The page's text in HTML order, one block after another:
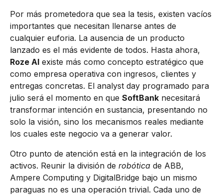
Por más prometedora que sea la tesis, existen vacíos
importantes que necesitan llenarse antes de
cualquier euforia. La ausencia de un producto
lanzado es el más evidente de todos. Hasta ahora,
Roze AI existe más como concepto estratégico que
como empresa operativa con ingresos, clientes y
entregas concretas. El analyst day programado para
julio será el momento en que SoftBank necesitará
transformar intención en sustancia, presentando no
solo la visión, sino los mecanismos reales mediante
los cuales este negocio va a generar valor.
Otro punto de atención está en la integración de los
activos. Reunir la división de robótica de ABB,
Ampere Computing y DigitalBridge bajo un mismo
paraguas no es una operación trivial. Cada uno de